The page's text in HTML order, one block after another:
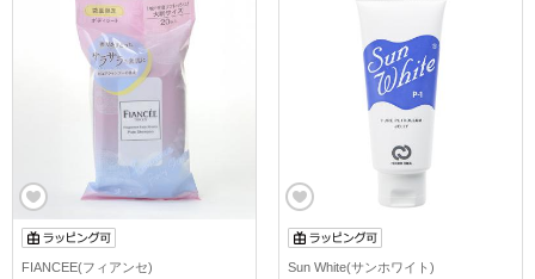
FIANCEE(フィアンセ) Sun White(サンホワイト)